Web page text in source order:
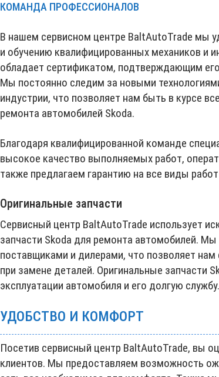
КОМАНДА ПРОФЕССИОНАЛОВ
В нашем сервисном центре BaltAutoTrade мы
и обучению квалифицированных механиков и
обладает сертификатом, подтверждающим
Мы постоянно следим за новыми
индустрии, что позволяет нам быть в курсе
ремонта автомобилей Skoda.
Благодаря квалифицированной команде
высокое качество выполняемых работ,
также предлагаем гарантию на все виды
Оригинальные запчасти
Сервисный центр BaltAutoTrade использует
запчасти Skoda для ремонта автомобилей.
поставщиками и дилерами, что позволяет
при замене деталей. Оригинальные запчасти
эксплуатации автомобиля и его долгую службу.
УДОБСТВО И КОМФОРТ
Посетив сервисный центр BaltAutoTrade, вы
клиентов. Мы предоставляем возможность